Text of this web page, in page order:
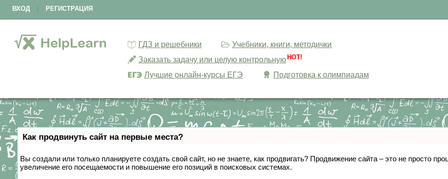
ВХОД РЕГИСТРАЦИЯ
ГДЗ и решебники
Учебники, книги, методички
Заказать задачу или целую контрольную HOT!
Лучшие онлайн-курсы ЕГЭ Подготовка к олимпиадам
Как продвинуть сайт на первые места?
Вы создали или только планируете создать свой сайт, но не знаете, как продвигать? Продвижение сайта – это не просто
увеличение его посещаемости и повышение его позиций в поисковых системах.